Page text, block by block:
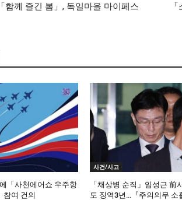
함께 즐긴 봄」, 독일마을 마이페스
「사천에어쇼 우주항
참여 건의
사건/사고
「채상병 순직」임성근 前
도 징역3년…『주의의무 소